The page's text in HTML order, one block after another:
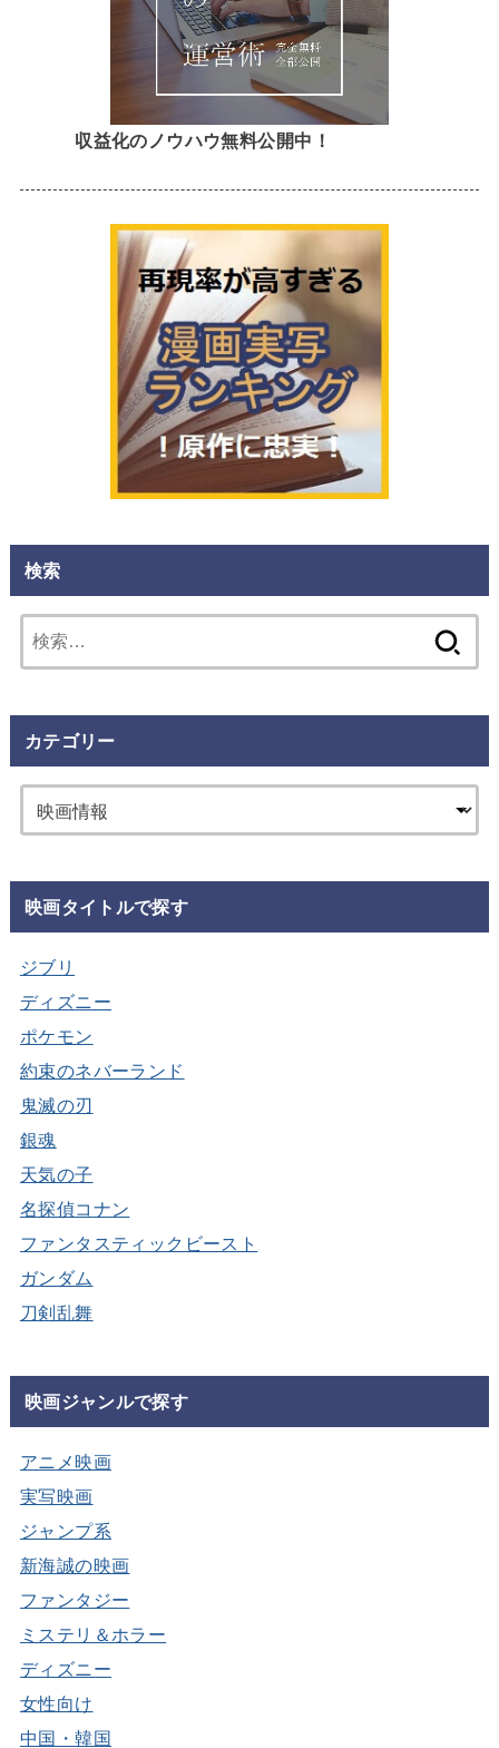
収益化のノウハウ無料公開中！
検索
索:
カテゴリー
映画タイトルで探す
ジブリ
ディズニー
ポケモン
約束のネバーランド
鬼滅の刃
銀魂
天気の子
名探偵コナン
ファンタスティックビースト
ガンダム
刀剣乱舞
映画ジャンルで探す
アニメ映画
実写映画
ジャンプ系
新海誠の映画
ファンタジー
ミステリ＆ホラー
ディズニー
女性向け
中国・韓国